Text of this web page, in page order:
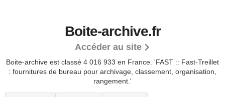
Boite-archive.fr
Accéder au site
Boite-archive est classé 4 016 933 en France. 'FAST :: Fast-Treillet
: fournitures de bureau pour archivage, classement, organisation,
rangement.'